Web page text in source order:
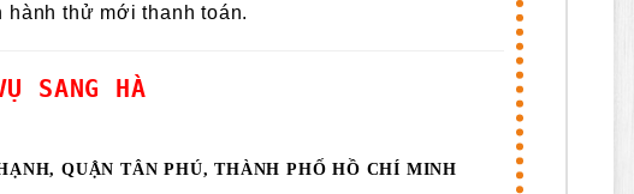
hành thử mới thanh toán.
SANG HÀ
QUẬN TÂN PHÚ, THÀNH PHỐ HỒ CHÍ MINH